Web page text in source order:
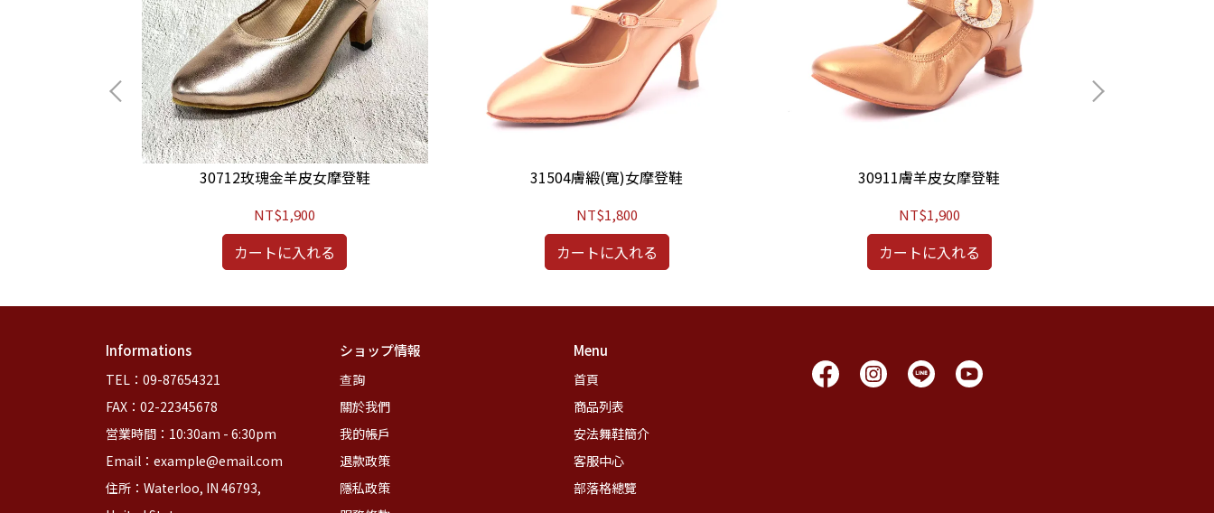
30712玫瑰金羊皮女摩登鞋
NT$1,900
カートに入れる
31504膚緞(寬)女摩登鞋
NT$1,800
カートに入れる
30911膚羊皮女摩登鞋
NT$1,900
カートに入れる
Informations
TEL：09-87654321
FAX：02-22345678
営業時間：10:30am - 6:30pm
Email：example@email.com
住所：Waterloo, IN 46793,
ショップ情報
查詢
關於我們
我的帳戶
退款政策
隱私政策
Menu
首頁
商品列表
安法舞鞋簡介
客服中心
部落格總覽